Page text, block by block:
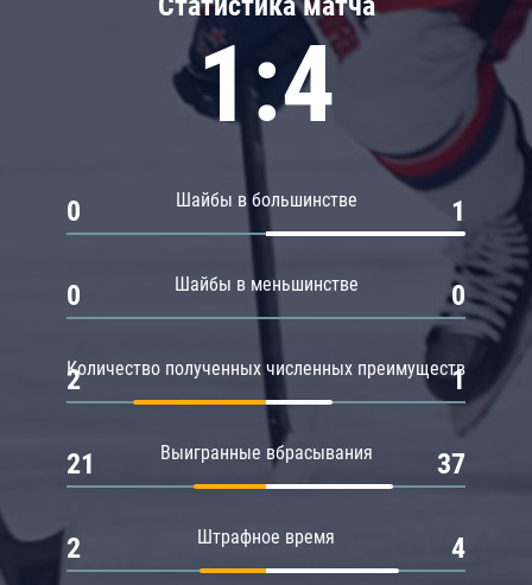
1:4
Шайбы в большинстве
0 1
Шайбы в меньшинстве
0 0
Количество полученных численных преимуществ
2 1
Выигранные вбрасывания
21 37
Штрафное время
2 4